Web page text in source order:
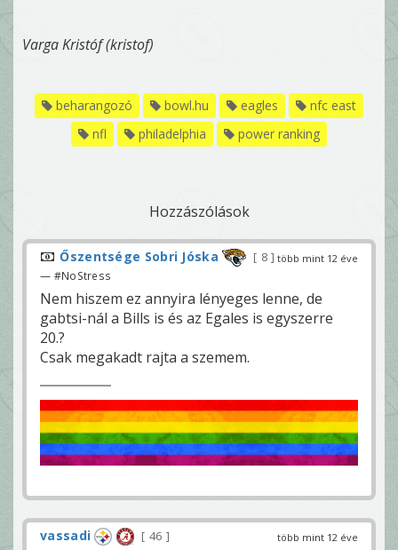
Varga Kristóf (kristof)
beharangozó bowl.hu eagles
nfc east
nfl
philadelphia power ranking
Hozzászólások
több mint 12 éve
Őszentsége Sobri Jóska 8
— #NoStress
Nem hiszem ez annyira lényeges lenne, de
gabtsi-nál a Bills is és az Egales is egyszerre
20.?
Csak megakadt rajta a szemem.
több mint 12 éve
vassadi
46